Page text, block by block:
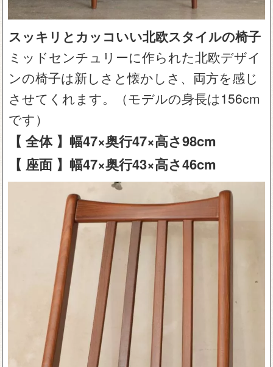
スッキリとカッコいい北欧スタイルの椅子
ミッドセンチュリーに作られた北欧デザイ
ンの椅子は新しさと懐かしさ、両方を感じ
させてくれます。（モデルの身長は156cm
です）
【 全体 】幅47×奥行47×高さ98cm
【 座面 】幅47×奥行43×高さ46cm